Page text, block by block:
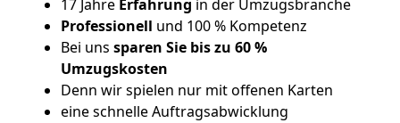
17 Jahre Erfahrung in der Umzugsbranche
Professionell und 100 % Kompetenz
Bei uns sparen Sie bis zu 60 %
Umzugskosten
Denn wir spielen nur mit offenen Karten
eine schnelle Auftragsabwicklung